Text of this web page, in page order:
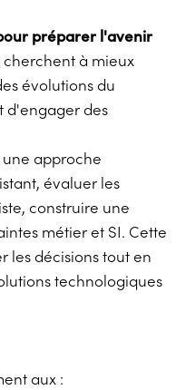
préparer l'avenir
à mieux
évolutions du
d'engager des
approche
évaluer les
construire une
métier et SI. Cette
les décisions tout en
technologiques
aux :